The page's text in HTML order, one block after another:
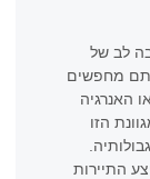
לב של
אתם מחפשים
האנרגיה
הזו
התיירות